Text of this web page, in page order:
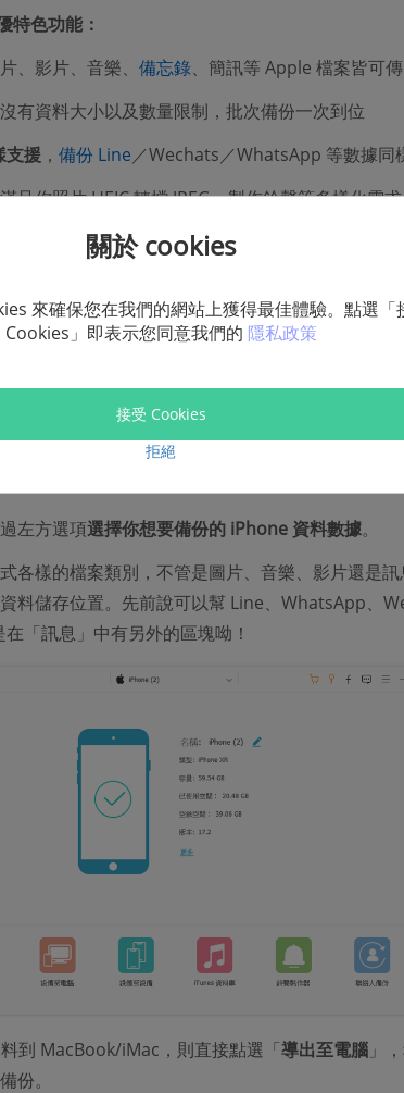
特色功能：
、影片、音樂、 備忘錄、簡訊等 Apple 檔案皆可傳
有資料大小以及數量限制，批次備份一次到位
支援 ， 備份 Line／Wechats／WhatsApp 等數據同
足你照片 HEIC 轉檔 JPEG、製作鈴聲等多樣化需求
除了 MacBook/iMac 外，也能在 iOS 與 Windows
，包括最新最夯的 iPhone 17/16/15 及 iOS 26/18/
手，下面一起來看看如何透過它實現在 Mac 備份
蘋果助手，打開軟體，並使用傳輸線連接
左方選項選擇你想要備份的 iPhone 資料數據。
各樣的檔案類別，不管是圖片、音樂、影片還是
料儲存位置。先前說可以幫 Line、WhatsApp、
「訊息」中有另外的區塊呦！
到 MacBook/iMac，則直接點選「導出至電腦」
份。
關於 cookies
來確保您在我們的網站上獲得最佳體驗。點選「
Cookies」即表示您同意我們的 隱私政策
接受 Cookies
拒絕